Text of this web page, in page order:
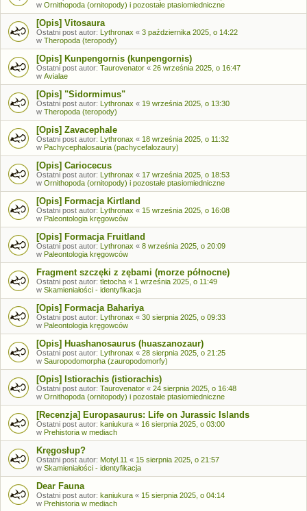
w Ornithopoda (ornitopody) i pozostałe ptasiomiedniczne
[Opis] Vitosaura
Ostatni post autor: Lythronax « 3 października 2025, o 14:22
w Theropoda (teropody)
[Opis] Kunpengornis (kunpengornis)
Ostatni post autor: Taurovenator « 26 września 2025, o 16:47
w Avialae
[Opis] "Sidormimus"
Ostatni post autor: Lythronax « 19 września 2025, o 13:30
w Theropoda (teropody)
[Opis] Zavacephale
Ostatni post autor: Lythronax « 18 września 2025, o 11:32
w Pachycephalosauria (pachycefalozaury)
[Opis] Cariocecus
Ostatni post autor: Lythronax « 17 września 2025, o 18:53
w Ornithopoda (ornitopody) i pozostałe ptasiomiedniczne
[Opis] Formacja Kirtland
Ostatni post autor: Lythronax « 15 września 2025, o 16:08
w Paleontologia kręgowców
[Opis] Formacja Fruitland
Ostatni post autor: Lythronax « 8 września 2025, o 20:09
w Paleontologia kręgowców
Fragment szczęki z zębami (morze północne)
Ostatni post autor: tletocha « 1 września 2025, o 11:49
w Skamieniałości - identyfikacja
[Opis] Formacja Bahariya
Ostatni post autor: Lythronax « 30 sierpnia 2025, o 09:33
w Paleontologia kręgowców
[Opis] Huashanosaurus (huaszanozaur)
Ostatni post autor: Lythronax « 28 sierpnia 2025, o 21:25
w Sauropodomorpha (zauropodomorfy)
[Opis] Istiorachis (istiorachis)
Ostatni post autor: Taurovenator « 24 sierpnia 2025, o 16:48
w Ornithopoda (ornitopody) i pozostałe ptasiomiedniczne
[Recenzja] Europasaurus: Life on Jurassic Islands
Ostatni post autor: kaniukura « 16 sierpnia 2025, o 03:00
w Prehistoria w mediach
Kręgosłup?
Ostatni post autor: Motyl.11 « 15 sierpnia 2025, o 21:57
w Skamieniałości - identyfikacja
Dear Fauna
Ostatni post autor: kaniukura « 15 sierpnia 2025, o 04:14
w Prehistoria w mediach